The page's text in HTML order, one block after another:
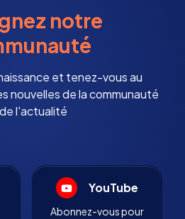
notre
et tenez-vous au
nouvelles de la communauté
l'actualité
YouTube
Abonnez-vous pour